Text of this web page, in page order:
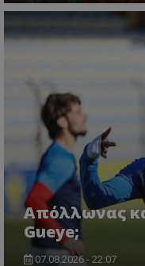
Απόλλωνας
Gueye;
07.08.2026 - 22:07